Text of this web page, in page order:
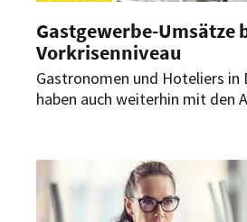
Gastgewerbe-Umsätze
Vorkrisenniveau
Gastronomen und Hoteliers in
haben auch weiterhin mit den
ein Umsatzminus gegenüber
Vorkrisen-Halbjahr, wie aus
Umfrage des Dehoga